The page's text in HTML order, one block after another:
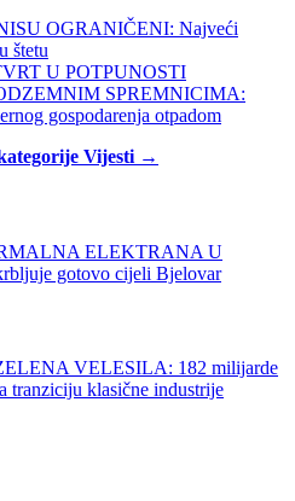
OGRANIČENI: Najveći
štetu
U POTPUNOSTI
SPREMNICIMA:
gospodarenja otpadom
Vijesti →
ELEKTRANA U
gotovo cijeli Bjelovar
VELESILA: 182 milijarde
tranziciju klasične industrije